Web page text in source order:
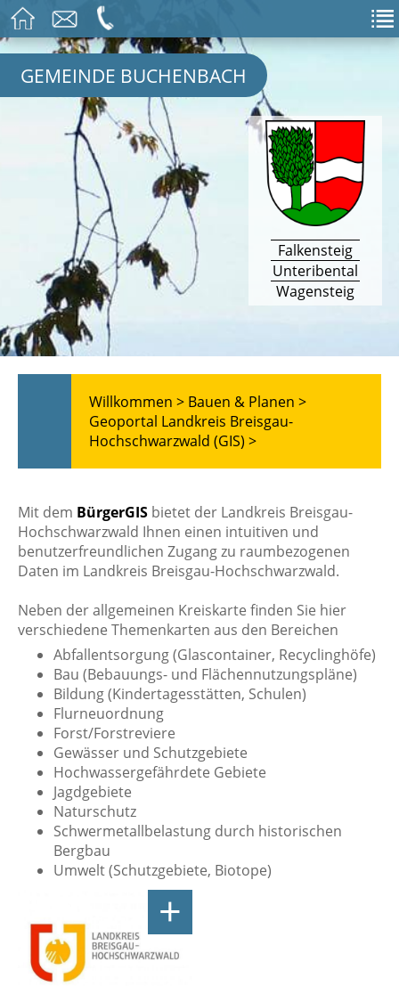
GEMEINDE BUCHENBACH
Falkensteig
Unteribental
Wagensteig
Willkommen > Bauen & Planen >
Geoportal Landkreis Breisgau-
Hochschwarzwald (GIS) >
Mit dem BürgerGIS bietet der Landkreis Breisgau-
Hochschwarzwald Ihnen einen intuitiven und
benutzerfreundlichen Zugang zu raumbezogenen
Daten im Landkreis Breisgau-Hochschwarzwald.
Neben der allgemeinen Kreiskarte finden Sie hier
verschiedene Themenkarten aus den Bereichen
Abfallentsorgung (Glascontainer, Recyclinghöfe)
Bau (Bebauungs- und Flächennutzungspläne)
Bildung (Kindertagesstätten, Schulen)
Flurneuordnung
Forst/Forstreviere
Gewässer und Schutzgebiete
Hochwassergefährdete Gebiete
Jagdgebiete
Naturschutz
Schwermetallbelastung durch historischen
Bergbau
Umwelt (Schutzgebiete, Biotope)
+